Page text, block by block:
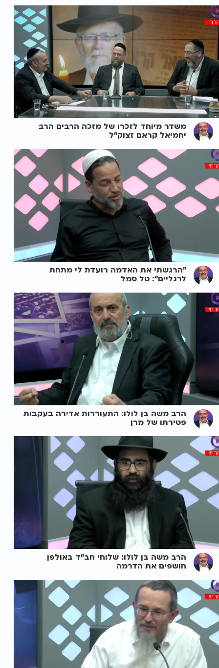
משדר מיוחד לזכרו של מזכה הרבים הרב
יחמיאל קראם זצוק"ל
"הרגשתי את האדמה רועדת לי מתחת
לרגליים": טל סמל
הרב משה בן לולו: התעוררות אדירה בעקבות
פטירתו של מרן
הרב משה בן לולו: שלוחי חב"ד באולפן
חושפים את הדרמה